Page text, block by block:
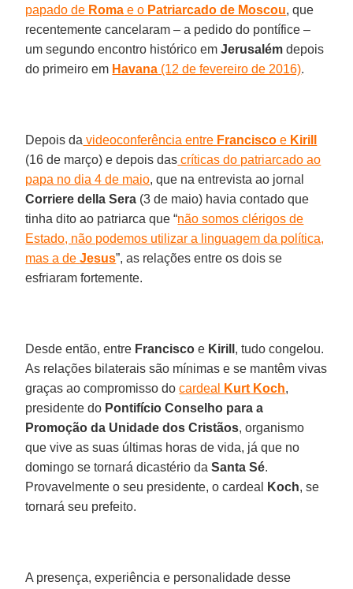
papado de Roma e o Patriarcado de Moscou, que
recentemente cancelaram – a pedido do pontífice –
um segundo encontro histórico emJerusalém depois
do primeiro em Havana (12 de fevereiro de 2016).
Depois da videoconferência entre Francisco e Kirill
(16 de março) e depois das críticas do patriarcado ao
papa no dia 4 de maio, que na entrevista ao jornal
Corriere della Sera (3 de maio) havia contado que
tinha dito ao patriarca que “não somos clérigos de
Estado, não podemos utilizar a linguagem da política,
mas a deJesus”, as relações entre os dois se
esfriaram fortemente.
Desde então, entre Francisco e Kirill , tudo congelou.
As relações bilaterais são mínimas e se mantêm vivas
graças ao compromisso docardeal Kurt Koch,
presidente do Pontifício Conselho para a
Promoção da Unidade dos Cristãos, organismo
que vive as suas últimas horas de vida, já que no
domingo se tornará dicastério daSanta Sé.
Provavelmente o seu presidente, o cardeal
Koch, se
tornará seu prefeito.
A presença, experiência e personalidade desse